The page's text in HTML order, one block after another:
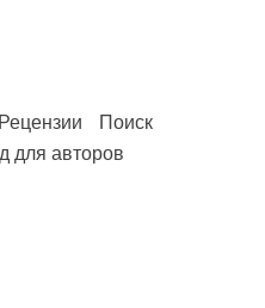
Рецензии
Поиск
для авторов